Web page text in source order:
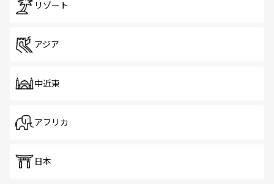
リゾート
アジア
中近東
アフリカ
日本